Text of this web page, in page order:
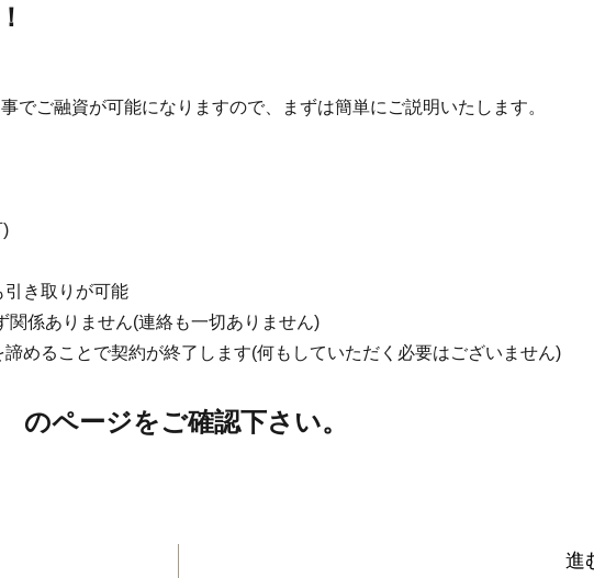
でご融資が可能になりますので、まずは簡単にご説明いたします。
)
き取りが可能
関係ありません(連絡も一切ありません)
めることで契約が終了します(何もしていただく必要はございません)
のページをご確認下さい。
進